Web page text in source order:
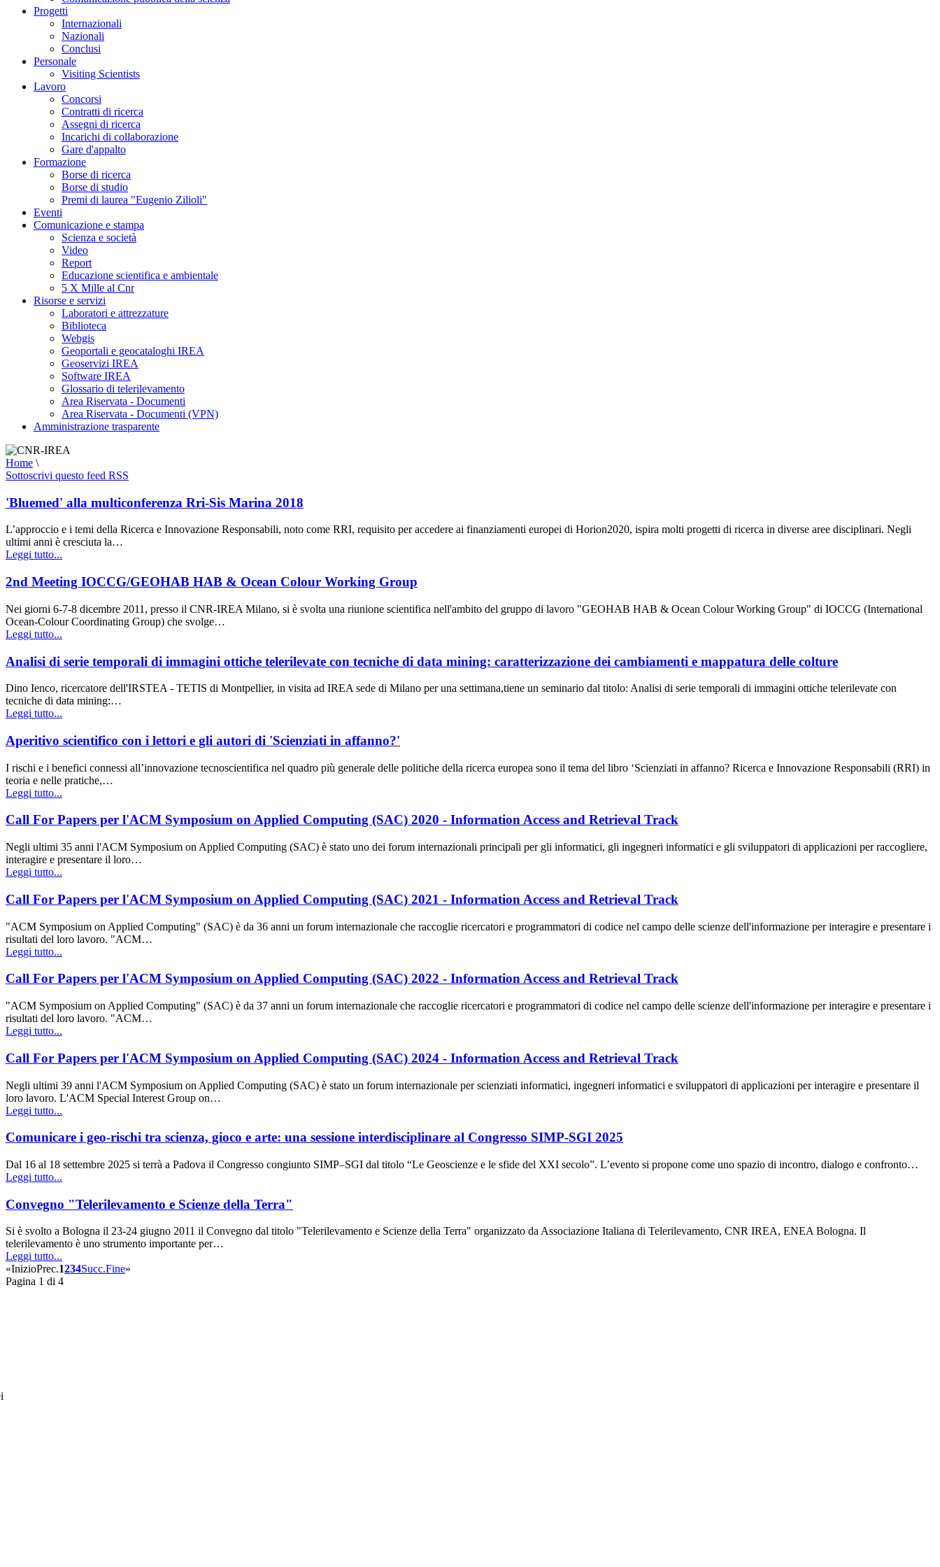
Progetti
Internazionali
Nazionali
Conclusi
Personale
Visiting Scientists
Lavoro
Concorsi
Contratti di ricerca
Assegni di ricerca
Incarichi di collaborazione
Gare d'appalto
Formazione
Borse di ricerca
Borse di studio
Premi di laurea "Eugenio Zilioli"
Eventi
Comunicazione e stampa
Scienza e società
Video
Report
Educazione scientifica e ambientale
5 X Mille al Cnr
Risorse e servizi
Laboratori e attrezzature
Biblioteca
Webgis
Geoportali e geocataloghi IREA
Geoservizi IREA
Software IREA
Glossario di telerilevamento
Area Riservata - Documenti
Area Riservata - Documenti (VPN)
Amministrazione trasparente
Home \
Sottoscrivi questo feed RSS
'Bluemed' alla multiconferenza Rri-Sis Marina 2018
L’approccio e i temi della Ricerca e Innovazione Responsabili, noto come RRI, requisito per accedere ai finanziamenti europei di Horion2020, ispira molti progetti di ricerca in diverse aree disciplinari. Negli
ultimi anni è cresciuta la…
Leggi tutto...
2nd Meeting IOCCG/GEOHAB HAB & Ocean Colour Working Group
Nei giorni 6-7-8 dicembre 2011, presso il CNR-IREA Milano, si è svolta una riunione scientifica nell'ambito del gruppo di lavoro "GEOHAB HAB & Ocean Colour Working Group" di IOCCG (International
Ocean-Colour Coordinating Group) che svolge…
Leggi tutto...
Analisi di serie temporali di immagini ottiche telerilevate con tecniche di data mining: caratterizzazione dei cambiamenti e mappatura delle colture
Dino Ienco, ricercatore dell'IRSTEA - TETIS di Montpellier, in visita ad IREA sede di Milano per una settimana,tiene un seminario dal titolo: Analisi di serie temporali di immagini ottiche telerilevate con
tecniche di data mining:…
Leggi tutto...
Aperitivo scientifico con i lettori e gli autori di 'Scienziati in affanno?'
I rischi e i benefici connessi all’innovazione tecnoscientifica nel quadro più generale delle politiche della ricerca europea sono il tema del libro ‘Scienziati in affanno? Ricerca e Innovazione Responsabili (RRI) in
teoria e nelle pratiche,…
Leggi tutto...
Call For Papers per l'ACM Symposium on Applied Computing (SAC) 2020 - Information Access and Retrieval Track
Negli ultimi 35 anni l'ACM Symposium on Applied Computing (SAC) è stato uno dei forum internazionali principali per gli informatici, gli ingegneri informatici e gli sviluppatori di applicazioni per raccogliere,
interagire e presentare il loro…
Leggi tutto...
Call For Papers per l'ACM Symposium on Applied Computing (SAC) 2021 - Information Access and Retrieval Track
"ACM Symposium on Applied Computing" (SAC) è da 36 anni un forum internazionale che raccoglie ricercatori e programmatori di codice nel campo delle scienze dell'informazione per interagire e presentare i
risultati del loro lavoro. "ACM…
Leggi tutto...
Call For Papers per l'ACM Symposium on Applied Computing (SAC) 2022 - Information Access and Retrieval Track
"ACM Symposium on Applied Computing" (SAC) è da 37 anni un forum internazionale che raccoglie ricercatori e programmatori di codice nel campo delle scienze dell'informazione per interagire e presentare i
risultati del loro lavoro. "ACM…
Leggi tutto...
Call For Papers per l'ACM Symposium on Applied Computing (SAC) 2024 - Information Access and Retrieval Track
Negli ultimi 39 anni l'ACM Symposium on Applied Computing (SAC) è stato un forum internazionale per scienziati informatici, ingegneri informatici e sviluppatori di applicazioni per interagire e presentare il
loro lavoro. L'ACM Special Interest Group on…
Leggi tutto...
Comunicare i geo-rischi tra scienza, gioco e arte: una sessione interdisciplinare al Congresso SIMP-SGI 2025
Dal 16 al 18 settembre 2025 si terrà a Padova il Congresso congiunto SIMP–SGI dal titolo “Le Geoscienze e le sfide del XXI secolo”. L’evento si propone come uno spazio di incontro, dialogo e confronto…
Leggi tutto...
Convegno "Telerilevamento e Scienze della Terra"
Si è svolto a Bologna il 23-24 giugno 2011 il Convegno dal titolo "Telerilevamento e Scienze della Terra" organizzato da Associazione Italiana di Telerilevamento, CNR IREA, ENEA Bologna. Il
telerilevamento è uno strumento importante per…
Leggi tutto...
«InizioPrec.1234Succ.Fine»
Pagina 1 di 4